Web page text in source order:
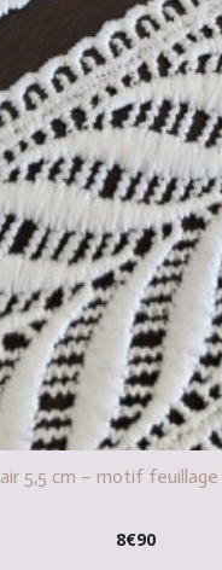
5,5 cm – motif
8€90